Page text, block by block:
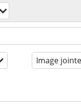
Image jointe